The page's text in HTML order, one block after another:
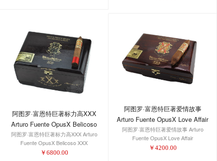
阿图罗·富恩特巨著标力高XXX
Arturo Fuente OpusX Belicoso
XXX
阿图罗·富恩特巨著标力高XXX Arturo
Fuente OpusX Belicoso XXX
￥ 6800.00
阿图罗·富恩特巨著爱情故事
Arturo Fuente OpusX Love Affair
阿图罗·富恩特巨著爱情故事 Arturo
Fuente OpusX Love Affair
￥ 4200.00